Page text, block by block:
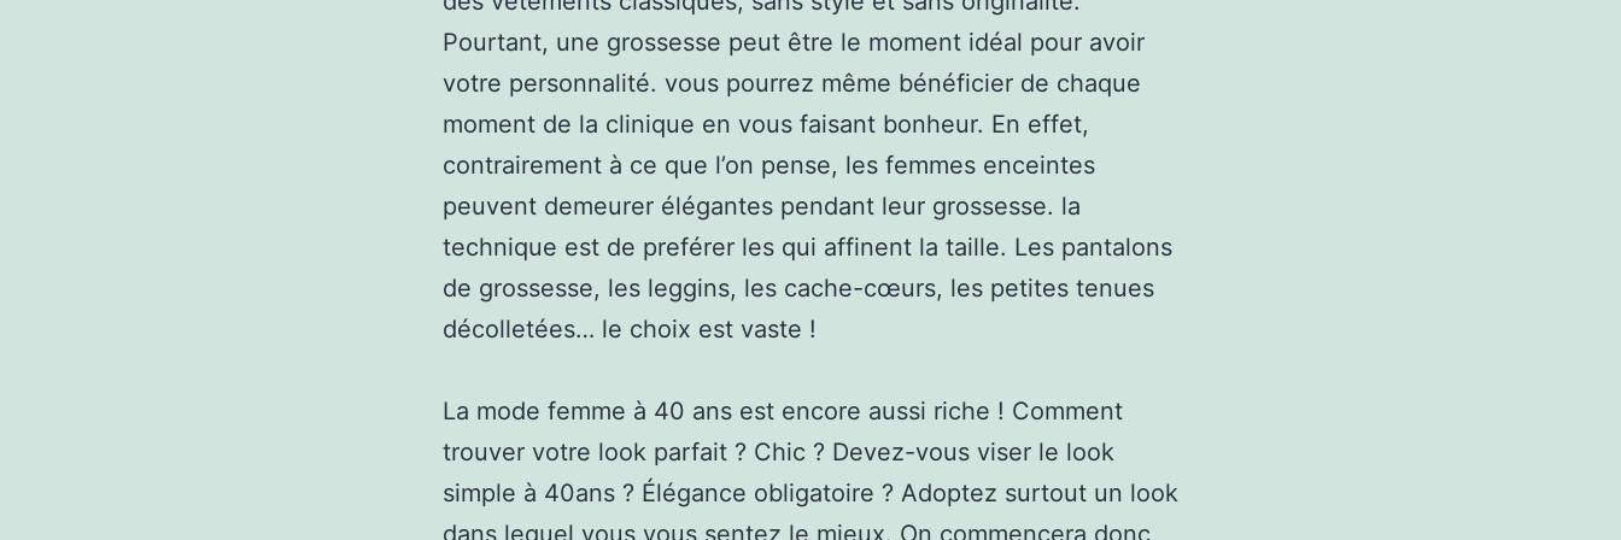
Pourtant, une grossesse peut être le moment idéal pour avoir
votre personnalité. vous pourrez même bénéficier de chaque
moment de la clinique en vous faisant bonheur. En effet,
contrairement à ce que l’on pense, les femmes enceintes
peuvent demeurer élégantes pendant leur grossesse. la
technique est de preférer les qui affinent la taille. Les pantalons
de grossesse, les leggins, les cache-cœurs, les petites tenues
décolletées… le choix est vaste !
La mode femme à 40 ans est encore aussi riche ! Comment
trouver votre look parfait ? Chic ? Devez-vous viser le look
simple à 40ans ? Élégance obligatoire ? Adoptez surtout un look
dans lequel vous vous sentez le mieux. On commencera donc